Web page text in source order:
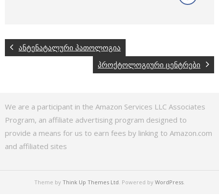
ანტენატალური პათოლოგია
პროქტოლოგიური ცენტრები
We are a participant in the Amazon Services LLC Associates
Program, an affiliate advertising program designed to
provide a means for us to earn fees by linking to Amazon.com
and affiliated sites
Theme by Think Up Themes Ltd. Powered by WordPress.